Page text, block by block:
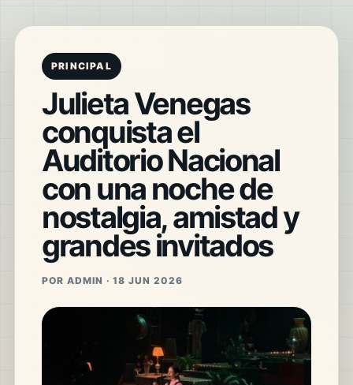
PRINCIPAL
Julieta Venegas
conquista el
Auditorio Nacional
con una noche de
nostalgia, amistad y
grandes invitados
POR ADMIN · 18 JUN 2026